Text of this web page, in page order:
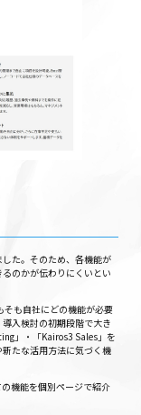
た。そのため、各機能が
のかが伝わりにくいとい
そも自社にどの機能が必要
入検討の初期段階で大き
」・「Kairos3 Sales」を
たな活用方法に気づく機
機能を個別ページで紹介